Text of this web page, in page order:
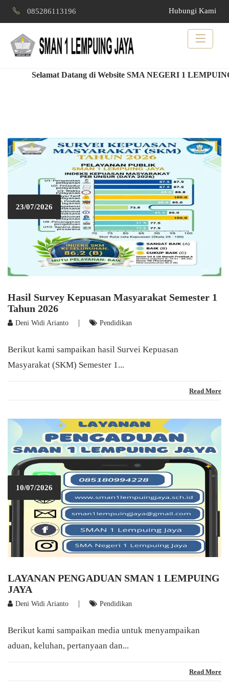
085286113196 Hubungi Kami
Selamat Datang di Website SMA NEGERI 1 LEMPUING
23/07/2026
Hasil Survey Kepuasan Masyarakat Semester 1
Tahun 2026
Deni Widi Arianto | Pendidikan
Berikut kami sampaikan hasil Survei Kepuasan
Masyarakat (SKM) Semester 1...
Read More
10/07/2026
LAYANAN PENGADUAN SMAN 1 LEMPUING
JAYA
Deni Widi Arianto | Pendidikan
Berikut kami sampaikan media untuk menyampaikan
aduan, keluhan, pertanyaan dan...
Read More